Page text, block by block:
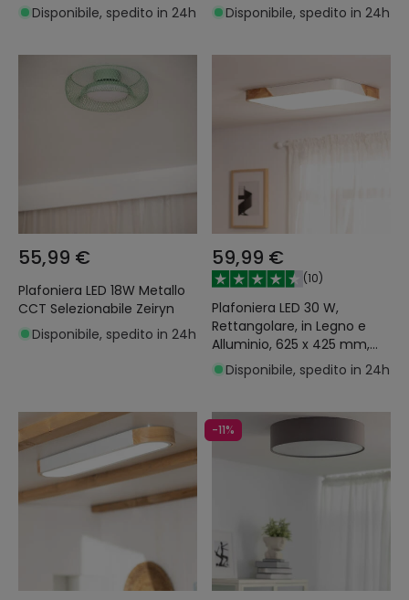
Disponibile, spedito in 24h Disponibile, spedito in 24h
55,99 €
Plafoniera LED 18W Metallo
CCT Selezionabile Zeiryn
Disponibile, spedito in 24h
59,99 €
(10)
Plafoniera LED 30 W,
Rettangolare, in Legno e
Alluminio, 625 x 425 mm,
CCT Selezionabile, Semi-
Dari
Disponibile, spedito in 24h
-11%